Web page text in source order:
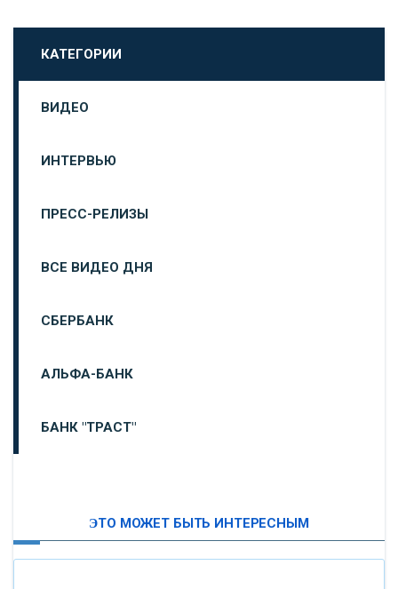
КАТЕГОРИИ
ВИДЕО
ИНТЕРВЬЮ
ПРЕСС-РЕЛИЗЫ
ВСЕ ВИДЕО ДНЯ
СБЕРБАНК
АЛЬФА-БАНК
БАНК "ТРАСТ"
ЭТО МОЖЕТ БЫТЬ ИНТЕРЕСНЫМ